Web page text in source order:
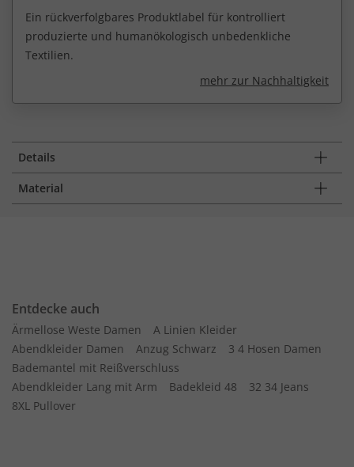
Ein rückverfolgbares Produktlabel für kontrolliert
produzierte und humanökologisch unbedenkliche
Textilien.
mehr zur Nachhaltigkeit
Details
Material
Entdecke auch
Ärmellose Weste Damen
A Linien Kleider
Abendkleider Damen
Anzug Schwarz
3 4 Hosen Damen
Bademantel mit Reißverschluss
Abendkleider Lang mit Arm
Badekleid 48
32 34 Jeans
8XL Pullover